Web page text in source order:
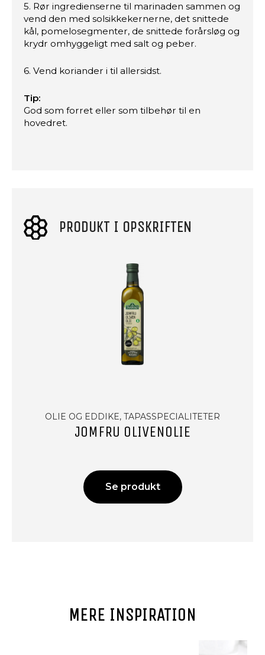
5. Rør ingredienserne til marinaden sammen og
vend den med solsikkekernerne, det snittede
kål, pomelosegmenter, de snittede forårsløg og
krydr omhyggeligt med salt og peber.
6. Vend koriander i til allersidst.
Tip:
God som forret eller som tilbehør til en
hovedret.
PRODUKT I OPSKRIFTEN
OLIE OG EDDIKE, TAPASSPECIALITETER
JOMFRU OLIVENOLIE
Se produkt
MERE INSPIRATION